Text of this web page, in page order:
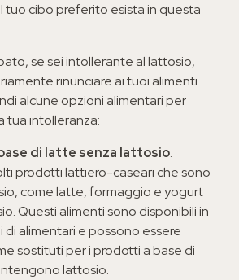
tuo cibo preferito esista in questa
se sei intollerante al lattosio,
rinunciare ai tuoi alimenti
alcune opzioni alimentari per
tua intolleranza:
di latte senza lattosio:
prodotti lattiero-caseari che sono
come latte, formaggio e yogurt
Questi alimenti sono disponibili in
di alimentari e possono essere
sostituti per i prodotti a base di
lattosio.